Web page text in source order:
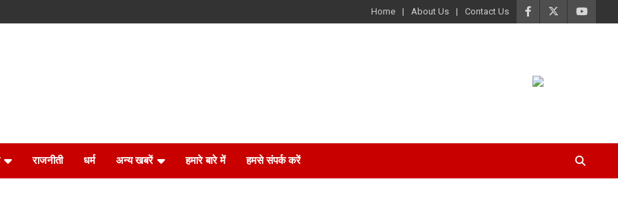
Home About Us Contact Us
राजनीती धर्म अन्य खबरें हमारे बारे में हमसे संपर्क करें